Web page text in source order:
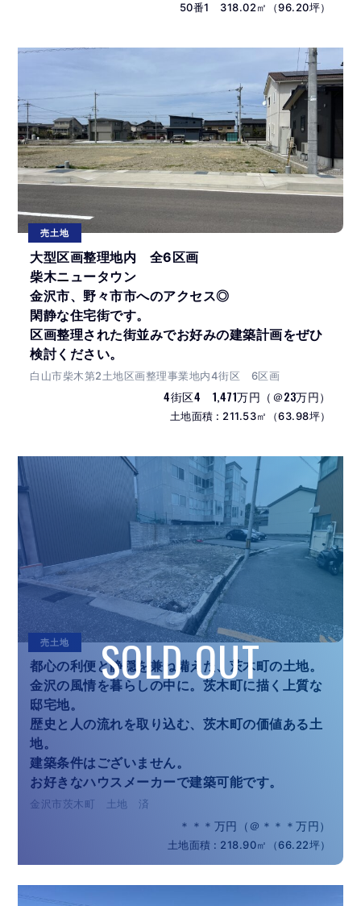
50番1 318.02㎡（96.20坪）
売土地
大型区画整理地内 全6区画
柴木ニュータウン
金沢市、野々市市へのアクセス◎
閑静な住宅街です。
区画整理された街並みでお好みの建築計画をぜひ
検討ください。
白山市柴木第2土地区画整理事業地内4街区 6区画
4街区4 1,471万円（＠23万円）
土地面積 : 211.53㎡（63.98坪）
売土地
都心の利便と静穏を兼ね備えた、茨木町の土地。
金沢の風情を暮らしの中に。茨木町に描く上質な
邸宅地。
歴史と人の流れを取り込む、茨木町の価値ある土
地。
建築条件はございません。
お好きなハウスメーカーで建築可能です。
金沢市茨木町 土地 済
＊＊＊万円（＠＊＊＊万円）
土地面積 : 218.90㎡（66.22坪）